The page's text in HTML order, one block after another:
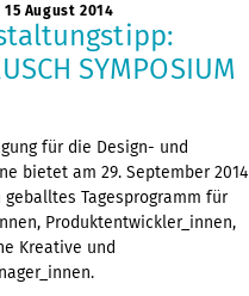
15 August 2014
SYMPOSIUM
für die Design- und
bietet am 29. September 2014
geballtes Tagesprogramm für
Produktentwickler_innen,
Kreative und